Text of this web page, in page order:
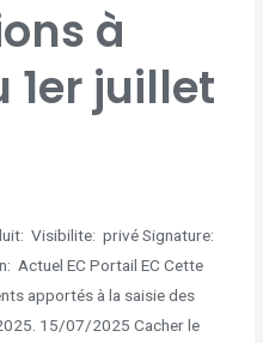
à
juillet
Visibilite: privé Signature:
Actuel EC Portail EC Cette
apportés à la saisie des
15/07/2025 Cacher le